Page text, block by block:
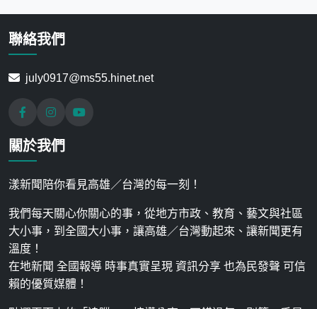
聯絡我們
july0917@ms55.hinet.net
關於我們
漾新聞陪你看見高雄／台灣的每一刻！
我們每天關心你關心的事，從地方市政、教育、藝文與社區
大小事，到全國大小事，讓高雄／台灣動起來、讓新聞更有
溫度！
在地新聞 全國報導 時事真實呈現 資訊分享 也為民發聲 可信
賴的優質媒體！